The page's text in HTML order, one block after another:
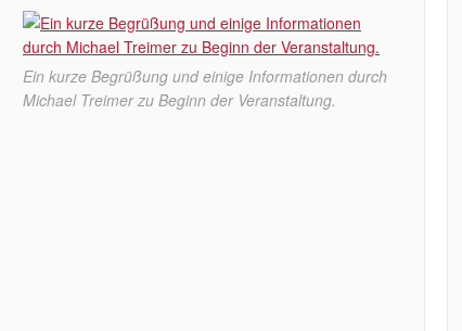
Ein kurze Begrüßung und einige Informationen durch
Michael Treimer zu Beginn der Veranstaltung.